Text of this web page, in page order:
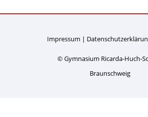
Impressum
© Gymnasium Ricarda-Huch-
Braunschweig